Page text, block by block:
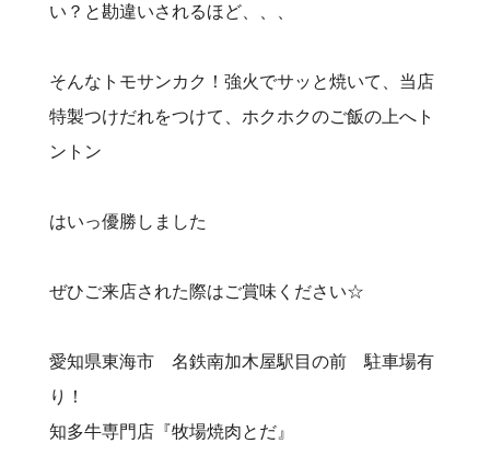
い？と勘違いされるほど、、、
そんなトモサンカク！強火でサッと焼いて、当店
特製つけだれをつけて、ホクホクのご飯の上へト
ントン
はいっ優勝しました
ぜひご来店された際はご賞味ください☆
愛知県東海市 名鉄南加木屋駅目の前 駐車場有
り！⠀
知多牛専門店『牧場焼肉とだ』⠀